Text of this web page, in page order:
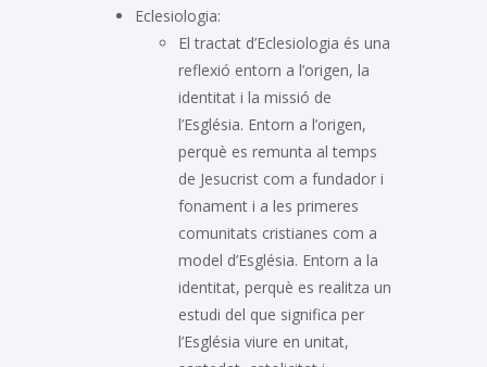
Eclesiologia:
El tractat d’Eclesiologia és una
reflexió entorn a l’origen, la
identitat i la missió de
l’Església. Entorn a l’origen,
perquè es remunta al temps
de Jesucrist com a fundador i
fonament i a les primeres
comunitats cristianes com a
model d’Església. Entorn a la
identitat, perquè es realitza un
estudi del que significa per
l’Església viure en unitat,